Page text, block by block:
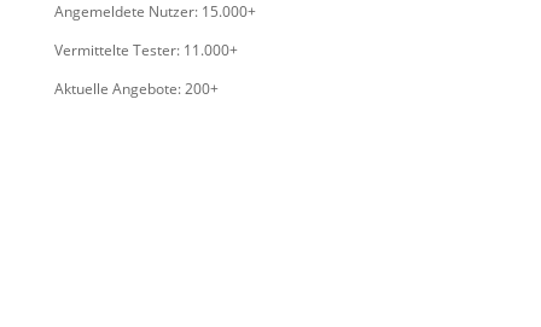
Angemeldete Nutzer: 15.000+
Vermittelte Tester: 11.000+
Aktuelle Angebote: 200+